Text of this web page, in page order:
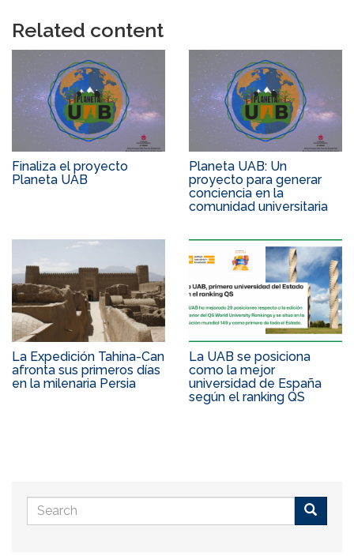
Related content
Finaliza el proyecto
Planeta UAB
Planeta UAB: Un
proyecto para generar
conciencia en la
comunidad universitaria
La Expedición Tahina-Can
afronta sus primeros días
en la milenaria Persia
La UAB se posiciona
como la mejor
universidad de España
según el ranking QS
Search
form